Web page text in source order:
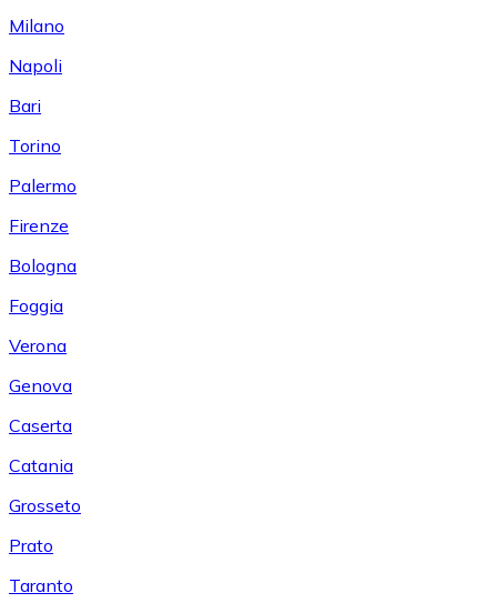
Milano
Napoli
Bari
Torino
Palermo
Firenze
Bologna
Foggia
Verona
Genova
Caserta
Catania
Grosseto
Prato
Taranto